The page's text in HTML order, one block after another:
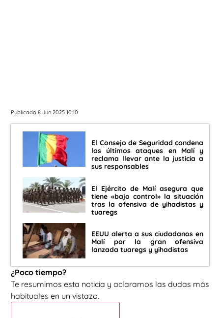
Publicado 8 Jun 2025 10:10
El Consejo de Seguridad condena
los últimos ataques en Malí y
reclama llevar ante la justicia a
sus responsables
El Ejército de Malí asegura que
tiene «bajo control» la situación
tras la ofensiva de yihadistas y
tuaregs
EEUU alerta a sus ciudadanos en
Malí por la gran ofensiva
lanzada tuaregs y yihadistas
¿Poco tiempo?
Te resumimos esta noticia y aclaramos las dudas más
habituales en un vistazo.